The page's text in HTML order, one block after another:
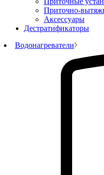
Приточно-
Аксессуары
Дестратификаторы
Водонагреватели